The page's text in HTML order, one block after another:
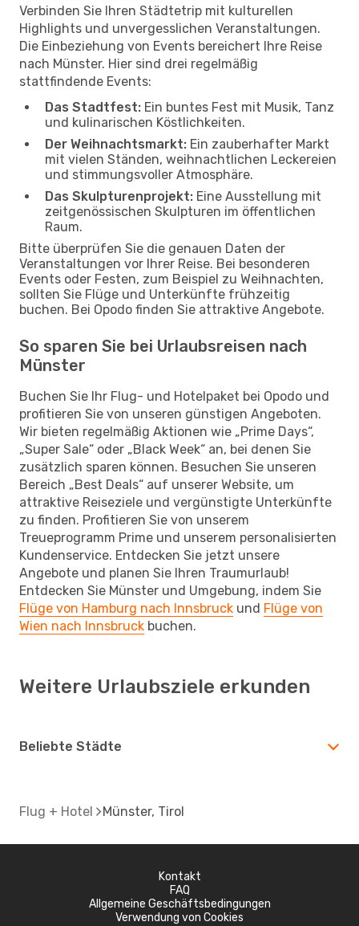
Verbinden Sie Ihren Städtetrip mit kulturellen
Highlights und unvergesslichen Veranstaltungen.
Die Einbeziehung von Events bereichert Ihre Reise
nach Münster. Hier sind drei regelmäßig
stattfindende Events:
Das Stadtfest: Ein buntes Fest mit Musik, Tanz
und kulinarischen Köstlichkeiten.
Der Weihnachtsmarkt: Ein zauberhafter Markt
mit vielen Ständen, weihnachtlichen Leckereien
und stimmungsvoller Atmosphäre.
Das Skulpturenprojekt: Eine Ausstellung mit
zeitgenössischen Skulpturen im öffentlichen
Raum.
Bitte überprüfen Sie die genauen Daten der
Veranstaltungen vor Ihrer Reise. Bei besonderen
Events oder Festen, zum Beispiel zu Weihnachten,
sollten Sie Flüge und Unterkünfte frühzeitig
buchen. Bei Opodo finden Sie attraktive Angebote.
So sparen Sie bei Urlaubsreisen nach
Münster
Buchen Sie Ihr Flug- und Hotelpaket bei Opodo und
profitieren Sie von unseren günstigen Angeboten.
Wir bieten regelmäßig Aktionen wie „Prime Days“,
„Super Sale“ oder „Black Week“ an, bei denen Sie
zusätzlich sparen können. Besuchen Sie unseren
Bereich „Best Deals“ auf unserer Website, um
attraktive Reiseziele und vergünstigte Unterkünfte
zu finden. Profitieren Sie von unserem
Treueprogramm Prime und unserem personalisierten
Kundenservice. Entdecken Sie jetzt unsere
Angebote und planen Sie Ihren Traumurlaub!
Entdecken Sie Münster und Umgebung, indem Sie
Flüge von Hamburg nach Innsbruck und Flüge von
Wien nach Innsbruck buchen.
Weitere Urlaubsziele erkunden
Beliebte Städte
Flug + Hotel Münster, Tirol
Kontakt
FAQ
Allgemeine Geschäftsbedingungen
Verwendung von Cookies